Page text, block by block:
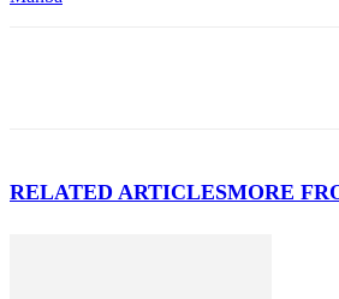
RELATED ARTICLESMORE